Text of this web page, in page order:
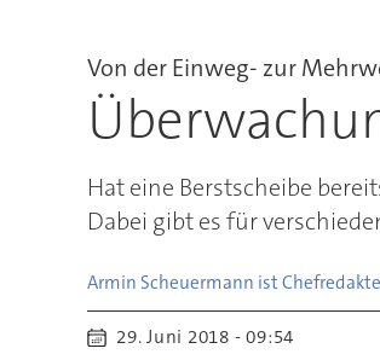
Von der Einweg- zur
Hat eine Berstscheibe
Dabei gibt es für
Armin Scheuermann ist
29. Juni 2018 - 09:54